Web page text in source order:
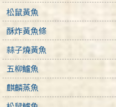
松鼠黃魚
酥炸黃魚條
蒜子燒黃魚
五柳鱸魚
麒麟蒸魚